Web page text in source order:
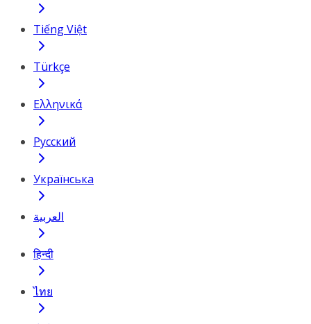
Tiếng Việt
Türkçe
Ελληνικά
Русский
Українська
العربية
हिन्दी
ไทย